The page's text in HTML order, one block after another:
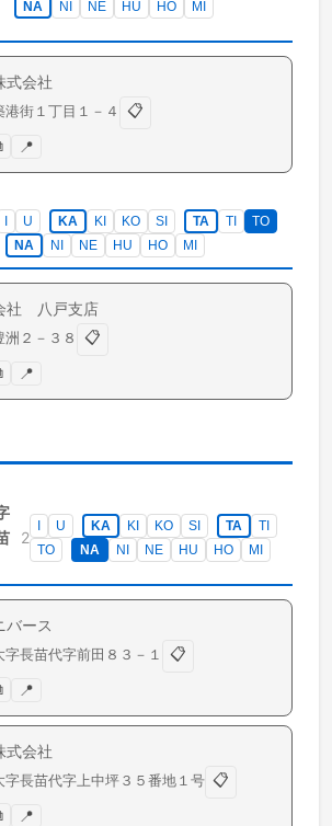
NA NI NE HU HO MI
会社
港街 １丁目１－４
📋
📍
U KA KI KO SI TA TI
TO
NA
NI NE HU HO MI
社 八戸支店
洲 ２－３８
📋
📍
2
I U KA KI KO SI TA
TI
TO
NA NI NE HU HO MI
ース
字長苗代字前田８３－１
📋
📍
会社
字長苗代字上中坪３５番地１号 📋
📍